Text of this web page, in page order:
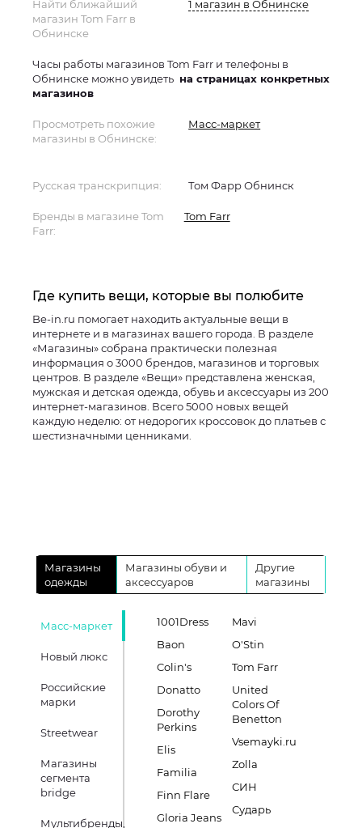
Найти ближайший
магазин Tom Farr в
Обнинске
1 магазин в Обнинске
Часы работы магазинов Tom Farr и телефоны в
Обнинске можно увидеть на страницах конкретных
магазинов
Просмотреть похожие
магазины в Обнинске:
Масс-маркет
Русская транскрипция: Том Фарр Обнинск
Бренды в магазине Tom
Farr:
Tom Farr
Где купить вещи, которые вы полюбите
Be-in.ru помогает находить актуальные вещи в
интернете и в магазинах вашего города. В разделе
«Магазины» собрана практически полезная
информация о 3000 брендов, магазинов и торговых
центров. В разделе «Вещи» представлена женская,
мужская и детская одежда, обувь и аксессуары из 200
интернет-магазинов. Всего 5000 новых вещей
каждую неделю: от недорогих кроссовок до платьев с
шестизначными ценниками.
Магазины
одежды
Магазины обуви и
аксессуаров
Другие
магазины
Масс-маркет
Новый люкс
Российские
марки
Streetwear
Магазины
сегмента
bridge
Мультибренды,
1001Dress
Baon
Colin's
Donatto
Dorothy
Perkins
Elis
Familia
Finn Flare
Gloria Jeans
Mavi
O'Stin
Tom Farr
United
Colors Of
Benetton
Vsemayki.ru
Zolla
СИН
Сударь